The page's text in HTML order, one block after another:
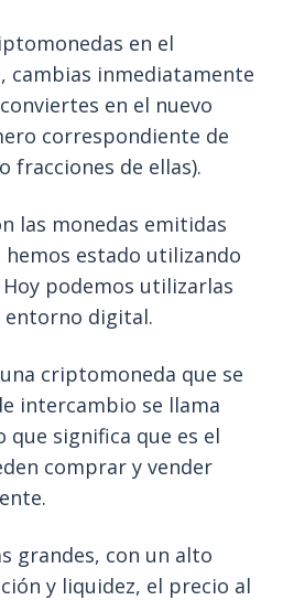
en el
cambias inmediatamente
en el nuevo
correspondiente de
fracciones de ellas).
las monedas emitidas
estado utilizando
podemos utilizarlas
entorno digital.
criptomoneda que se
intercambio se llama
que significa que es el
comprar y vender
grandes, con un alto
y liquidez, el precio al